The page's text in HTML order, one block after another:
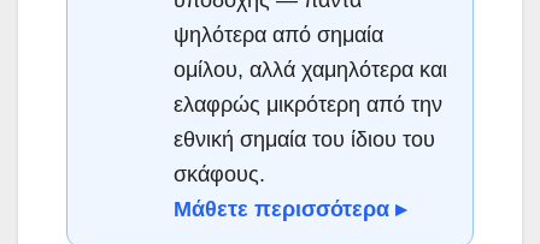
ψηλότερα από σημαία
ομίλου, αλλά χαμηλότερα και
ελαφρώς μικρότερη από την
εθνική σημαία του ίδιου του
σκάφους.
Μάθετε περισσότερα ▸